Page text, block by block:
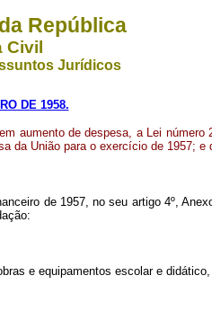
República
Civil
Jurídicos
DE 1958.
aumento de despesa, a Lei
da União para o exercício de 1957; e
de 1957, no seu artigo 4º,
e equipamentos escolar e